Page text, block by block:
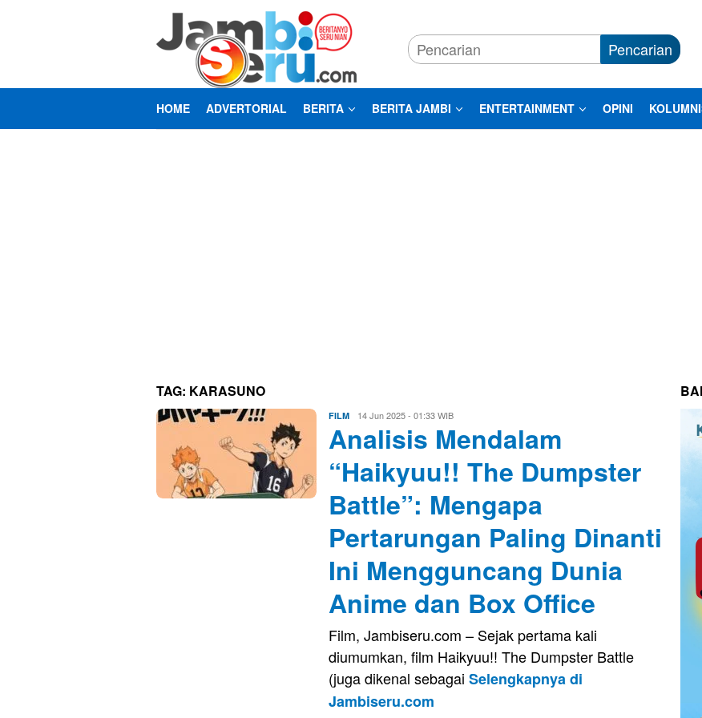
Pencarian
HOME ADVERTORIAL BERITA BERITA JAMBI ENTERTAINMENT OPINI
TAG: KARASUNO
FILM Evo
Kusnady
14 Jun 2025 - 01:33 WIB
Analisis Mendalam
“Haikyuu!! The Dumpster
Battle”: Mengapa
Pertarungan Paling Dinanti
Ini Mengguncang Dunia
Anime dan Box Office
Film, Jambiseru.com – Sejak pertama kali
diumumkan, film Haikyuu!! The Dumpster Battle
(juga dikenal sebagai Selengkapnya di
Jambiseru.com